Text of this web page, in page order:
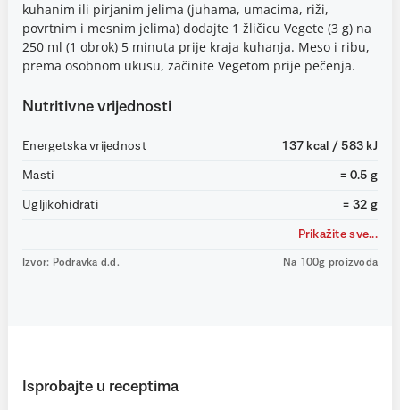
kuhanim ili pirjanim jelima (juhama, umacima, riži,
povrtnim i mesnim jelima) dodajte 1 žličicu Vegete (3 g) na
250 ml (1 obrok) 5 minuta prije kraja kuhanja. Meso i ribu,
prema osobnom ukusu, začinite Vegetom prije pečenja.
Nutritivne vrijednosti
Energetska vrijednost 137 kcal / 583 kJ
Masti = 0.5 g
Ugljikohidrati = 32 g
Prikažite sve...
Izvor: Podravka d.d. Na 100g proizvoda
Isprobajte u receptima